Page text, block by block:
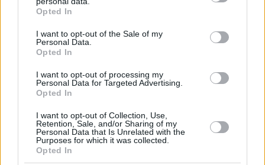
grant or deny consent to Google and its third-party tags to
use your data for below specified purposes in below Google
consent section.
Opted In
I want to opt-out of the Sale of my
Personal Data.
Opted In
I want to opt-out of processing my
Personal Data for Targeted Advertising.
Opted In
I want to opt-out of Collection, Use,
Retention, Sale, and/or Sharing of my
Personal Data that Is Unrelated with the
Purposes for which it was collected.
Opted In